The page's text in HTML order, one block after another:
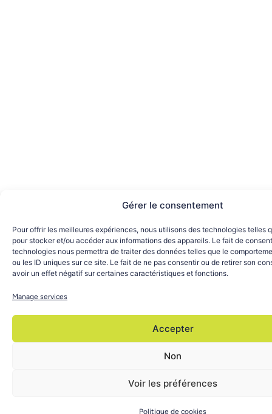
Gérer le consentement
Pour offrir les meilleures expériences, nous utilisons des technologies telles
pour stocker et/ou accéder aux informations des appareils. Le fait de
technologies nous permettra de traiter des données telles que le
ou les ID uniques sur ce site. Le fait de ne pas consentir ou de retirer son
avoir un effet négatif sur certaines caractéristiques et fonctions.
Manage services
Accepter
Non
Voir les préférences
Politique de cookies